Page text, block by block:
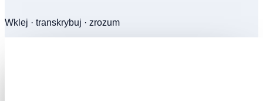
Wklej · transkrybuj · zrozum